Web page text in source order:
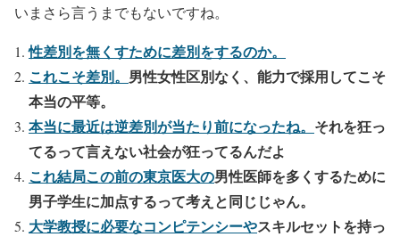
いまさら言うまでもないですね。
性差別を無くすために差別をするのか。
これこそ差別。 男性女性区別なく、能力で採用してこそ
本当の平等。
本当に最近は逆差別が当たり前になったね。 それを狂っ
てるって言えない社会が狂ってるんだよ
これ結局この前の東京医大の男性医師を多くするために
男子学生に加点するって考えと同じじゃん。
大学教授に必要なコンピテンシーやスキルセットを持っ